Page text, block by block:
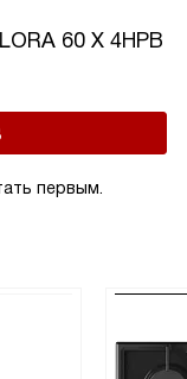
60 X 4HPB
первым.